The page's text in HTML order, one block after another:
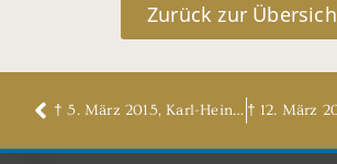
Zurück zur
† 5. März 2015, Karl-Heinz Puttfarken